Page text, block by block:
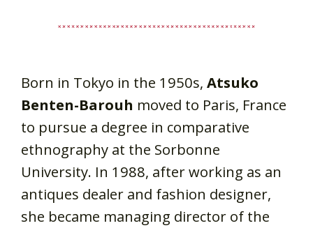
Born in Tokyo in the 1950s, Atsuko
Benten-Barouh moved to Paris, France
to pursue a degree in comparative
ethnography at the Sorbonne
University. In 1988, after working as an
antiques dealer and fashion designer,
she became managing director of the